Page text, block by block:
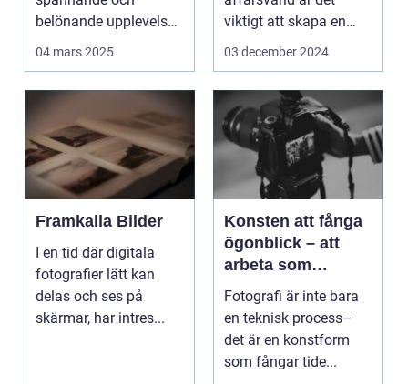
belönande upplevelse.
Det handlar...
04 mars 2025
viktigt att skapa en
arbetsmiljö s...
03 december 2024
Framkalla Bilder
I en tid där digitala
fotografier lätt kan
delas och ses på
skärmar, har intres...
Konsten att fånga
ögonblick – att
arbeta som
fotograf i
Norrköping
Fotografi är inte bara
en teknisk process–
det är en konstform
som fångar tide...